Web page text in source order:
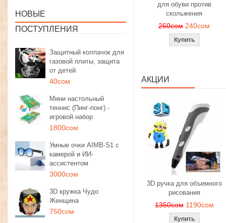
НОВЫЕ
ПОСТУПЛЕНИЯ
Защитный колпачок для
газовой плиты, защита
от детей
40сом
Мини настольный
теннис (Пинг-понг) -
игровой набор
1800сом
Умные очки AIMB-S1 с
камерой и ИИ-
ассистентом
3000сом
3D кружка Чудо
Женщина
750сом
для обуви против
скольжения
260сом 240сом
АКЦИИ
3D ручка для объемного
рисования
1350сом 1190сом